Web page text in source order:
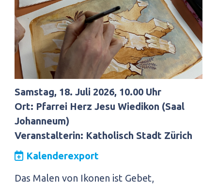
Samstag, 18. Juli 2026, 10.00 Uhr
Ort: Pfarrei Herz Jesu Wiedikon (Saal
Johanneum)
Veranstalterin: Katholisch Stadt Zürich
Kalenderexport
Das Malen von Ikonen ist Gebet,